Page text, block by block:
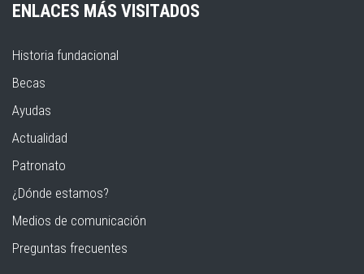
ENLACES MÁS VISITADOS
Historia fundacional
Becas
Ayudas
Actualidad
Patronato
¿Dónde estamos?
Medios de comunicación
Preguntas frecuentes